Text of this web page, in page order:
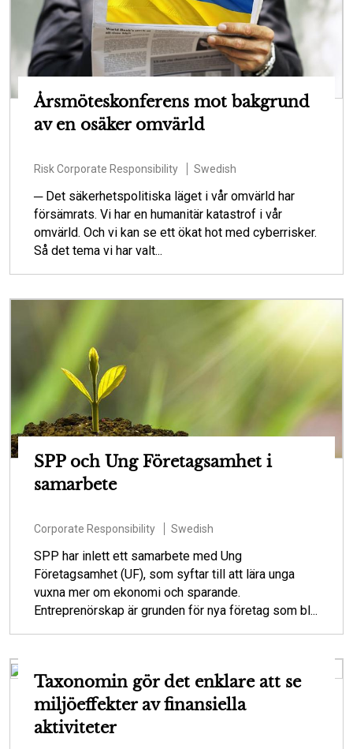
Årsmöteskonferens mot bakgrund
av en osäker omvärld
RiskCorporate Responsibility Swedish
─ Det säkerhetspolitiska läget i vår omvärld har
försämrats. Vi har en humanitär katastrof i vår
omvärld. Och vi kan se ett ökat hot med cyberrisker.
Så det tema vi har valt...
SPP och Ung Företagsamhet i
samarbete
Corporate Responsibility Swedish
SPP har inlett ett samarbete med Ung
Företagsamhet (UF), som syftar till att lära unga
vuxna mer om ekonomi och sparande.
Entreprenörskap är grunden för nya företag som bl...
Taxonomin gör det enklare att se
miljöeffekter av finansiella
aktiviteter